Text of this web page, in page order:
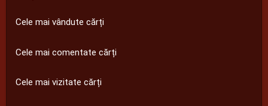
Cele mai vândute cărți
Cele mai comentate cărți
Cele mai vizitate cărți